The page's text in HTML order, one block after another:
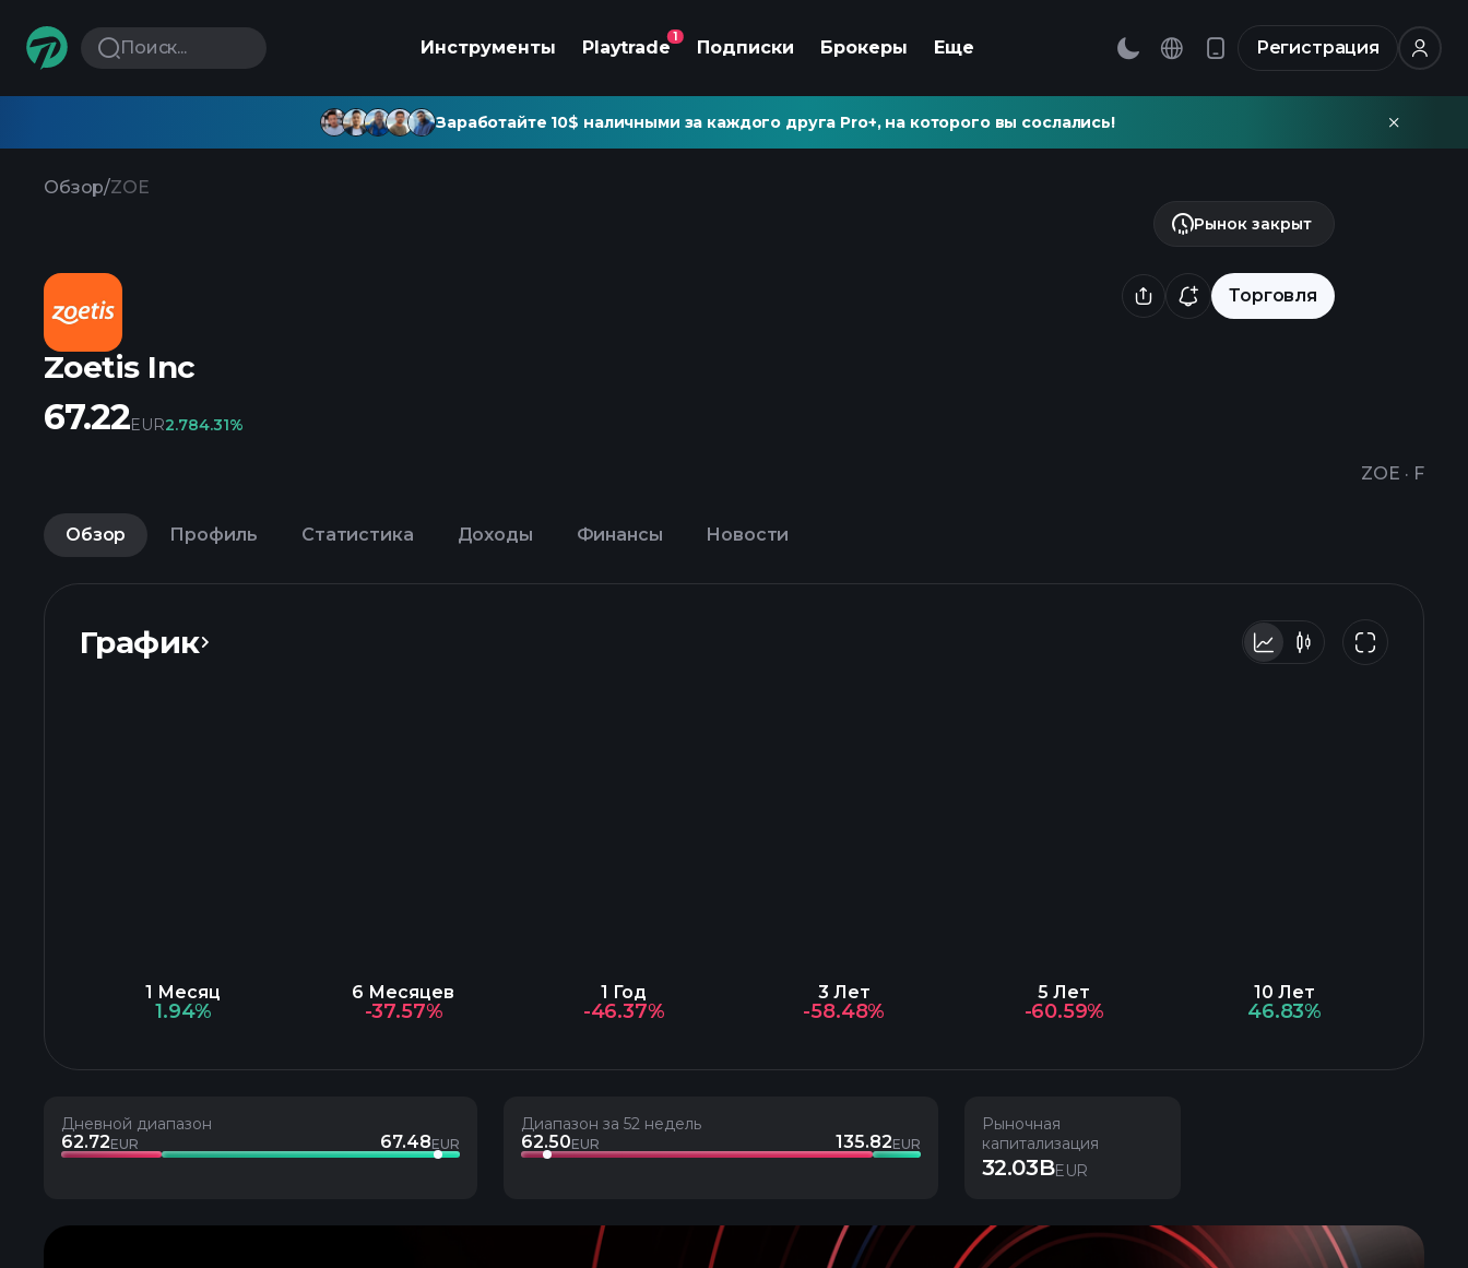
Поиск... Инструменты Playtrade
1
Подписки Брокеры Еще Регистрация
Заработайте 10$ наличными за каждого друга Pro+, на которого вы сослались!
Обзор/ZOE
Торговля
Zoetis Inc
ZOE · F
Рынок закрыт
67.22EUR2.784.31%
Обзор Профиль Статистика Доходы Финансы Новости
График
1 Месяц
1.94%
6 Месяцев
-37.57%
1 Год
-46.37%
3 Лет
-58.48%
5 Лет
-60.59%
10 Лет
46.83%
Дневной диапазон
62.72EUR 67.48EUR
Диапазон за 52 недель
62.50EUR 135.82EUR
Рыночная
капитализация
32.03BEUR